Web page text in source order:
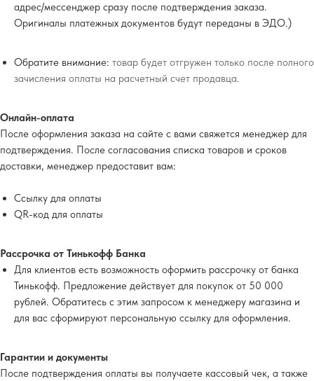
адрес/мессенджер сразу после подтверждения заказа.
Оригиналы платежных документов будут переданы в ЭДО.)
Обратите внимание: товар будет отгружен только после полного
зачисления оплаты на расчетный счет продавца.
Онлайн-оплата
После оформления заказа на сайте с вами свяжется менеджер для
подтверждения. После согласования списка товаров и сроков
доставки, менеджер предоставит вам:
Ссылку для оплаты
QR-код для оплаты
Рассрочка от Тинькофф Банка
Для клиентов есть возможность оформить рассрочку от банка
Тинькофф. Предложение действует для покупок от 50 000
рублей. Обратитесь с этим запросом к менеджеру магазина и
для вас сформируют персональную ссылку для оформления.
Гарантии и документы
После подтверждения оплаты вы получаете кассовый чек, а также